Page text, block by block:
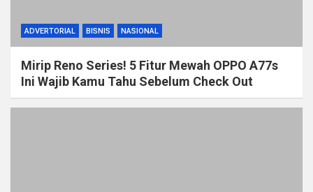
ADVERTORIAL BISNIS NASIONAL
Mirip Reno Series! 5 Fitur Mewah OPPO A77s
Ini Wajib Kamu Tahu Sebelum Check Out